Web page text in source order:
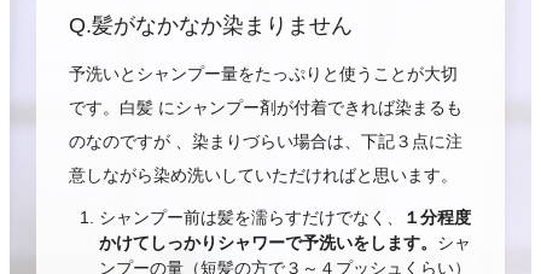
Q.髪がなかなか染まりません
予洗いとシャンプー量をたっぷりと使うことが大切
です。白髪 にシャンプー剤が付着できれば染まるも
のなのですが 、染まりづらい場合は、下記３点に注
意しながら染め洗いしていただければと思います。
シャンプー前は髪を濡らすだけでなく、
１分程度
かけてしっかりシャワーで予洗いをします。 シャ
ンプーの量（短髪の方で３～４プッシュくらい）